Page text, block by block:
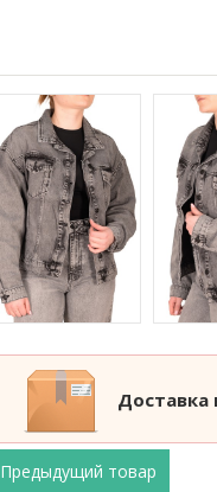
Доставка
Предыдущий товар